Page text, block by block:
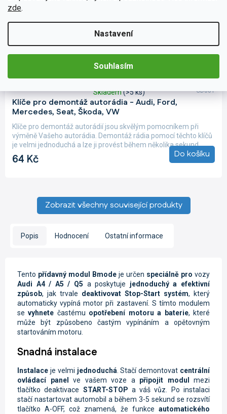
zde.
Nastavení
Souhlasím
Klíče pro demontáž autorádia - Audi, Ford,
Mercedes, Seat, Škoda, VW
Průměrné
hodnocení
produktu
je
4,8
z
5
hvězdiček.
Skladem(>5 ks)
64 Kč Do košíku
Klíče pro demontáž autorádií jsou skvělým pomocníkem při
výměně Vašeho autorádia. Demontáž rádia pomocí těchto klíčů
je velmi jednoduchá a lze ji provést během několika sekund....
CD001
Zobrazit všechny související produkty
Popis Hodnocení Ostatní informace
Tento přídavný modul Bmode je určen speciálně pro vozy
Audi A4 / A5 / Q5 a poskytuje jednoduchý a efektivní
způsob, jak trvale deaktivovat Stop-Start systém, který
automaticky vypíná motor při zastavení. S tímto modulem
sevyhnete častému opotřebení motoru a baterie, které
může být způsobeno častým vypínáním a opětovným
startováním motoru.
Snadná instalace
Instalace je velmi jednoduchá. Stačí demontovat centrální
ovládací panel
ve vašem voze a připojit modul
mezi
tlačítko deaktivace START-STOP a váš vůz. Po instalaci
stačí nastartovat automobil a během 3-5 sekund se rozsvítí
tlačítko A-OFF, což znamená, že funkce automatického